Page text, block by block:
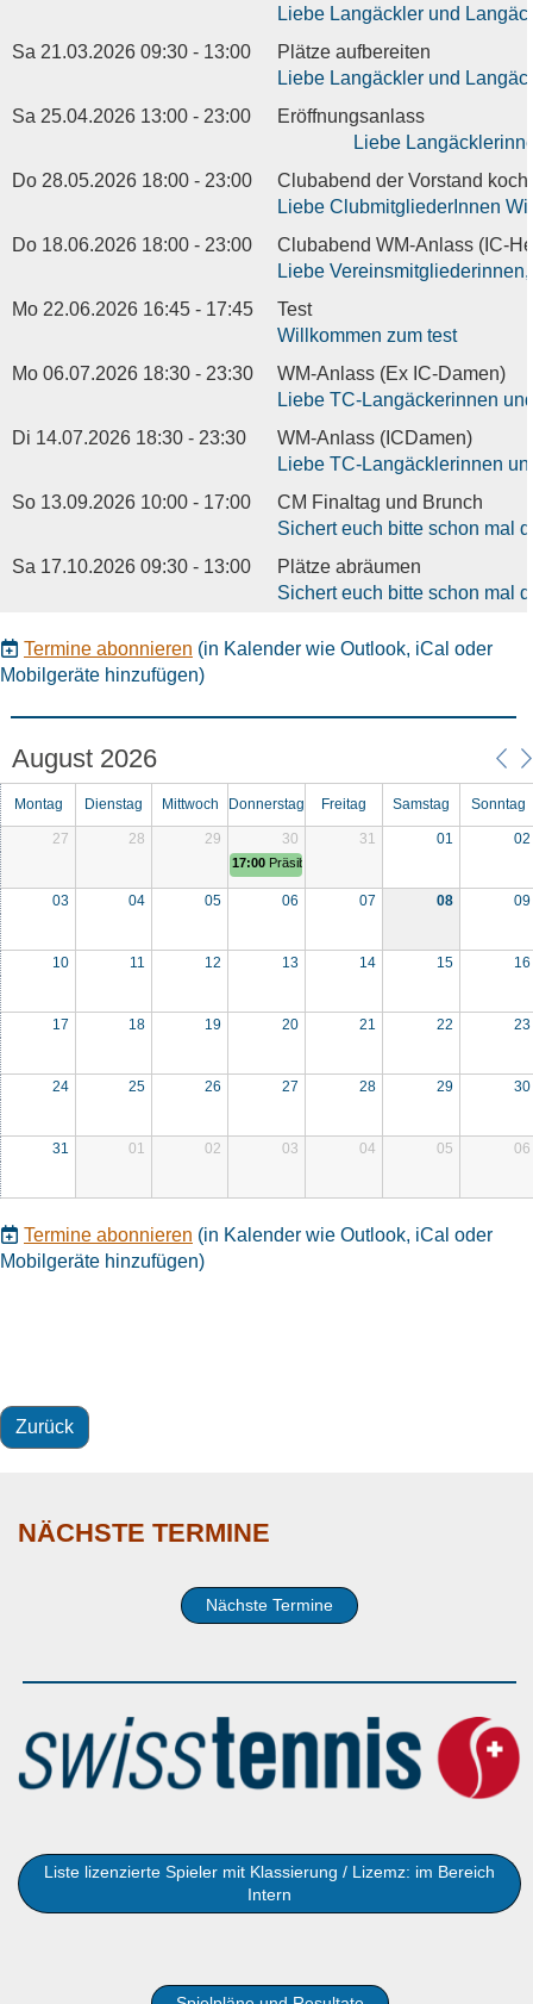
Liebe Langäckler und
Sa 21.03.2026 09:30 - 13:00
Plätze aufbereiten
Liebe Langäckler und
Sa 25.04.2026 13:00 - 23:00
Eröffnungsanlass
Liebe Langäcklerinnen
Do 28.05.2026 18:00 - 23:00
Clubabend der Vorstand kocht
Liebe ClubmitgliederInnen
Do 18.06.2026 18:00 - 23:00
Clubabend WM-Anlass (IC-
Liebe
Mo 22.06.2026 16:45 - 17:45
Test
Willkommen zum test
Mo 06.07.2026 18:30 - 23:30
WM-Anlass (Ex IC-Damen)
Liebe TC-Langäckerinnen
Di 14.07.2026 18:30 - 23:30
WM-Anlass (ICDamen)
Liebe TC-Langäcklerinnen
So 13.09.2026 10:00 - 17:00
CM Finaltag und Brunch
Sichert euch bitte schon mal
Sa 17.10.2026 09:30 - 13:00
Plätze abräumen
Sichert euch bitte schon mal
Termine abonnieren (in Kalender wie Outlook, iCal oder
Mobilgeräte hinzufügen)
August 2026
Montag Dienstag Mittwoch Donnerstag Freitag Samstag Sonntag
27 28 29 30 31 01 02
03 04 05 06 07 08 09
10 11 12 13 14 15 16
17 18 19 20 21 22 23
24 25 26 27 28 29 30
31 01 02 03 04 05 06
17:00 Präsibrate
Termine abonnieren (in Kalender wie Outlook, iCal oder
Mobilgeräte hinzufügen)
Zurück
NÄCHSTE TERMINE
Nächste Termine
Liste lizenzierte Spieler mit Klassierung / Lizemz: im Bereich
Intern